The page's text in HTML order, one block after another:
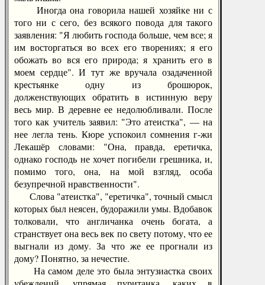
Иногда она говорила нашей хозяйке ни с
того ни с сего, без всякого повода для такого
заявления: "Я любить господа больше, чем все; я
им восторгаться во всех его творениях; я его
обожать во вся его природа; я хранить его в
моем сердце". И тут же вручала озадаченной
крестьянке одну из брошюрок,
долженствующих обратить в истинную веру
весь мир. В деревне ее недолюбливали. После
того как учитель заявил: "Это атеистка", — на
нее легла тень. Кюре успокоил сомнения г-жи
Лекашёр словами: "Она, правда, еретичка,
однако господь не хочет погибели грешника, и,
помимо того, она, на мой взгляд, особа
безупречной нравственности".
Слова "атеистка", "еретичка", точный смысл
которых был неясен, будоражили умы. Вдобавок
толковали, что англичанка очень богата, а
странствует она весь век по свету потому, что ее
выгнали из дому. За что же ее прогнали из
дому? Понятно, за нечестие.
На самом деле это была энтузиастка своих